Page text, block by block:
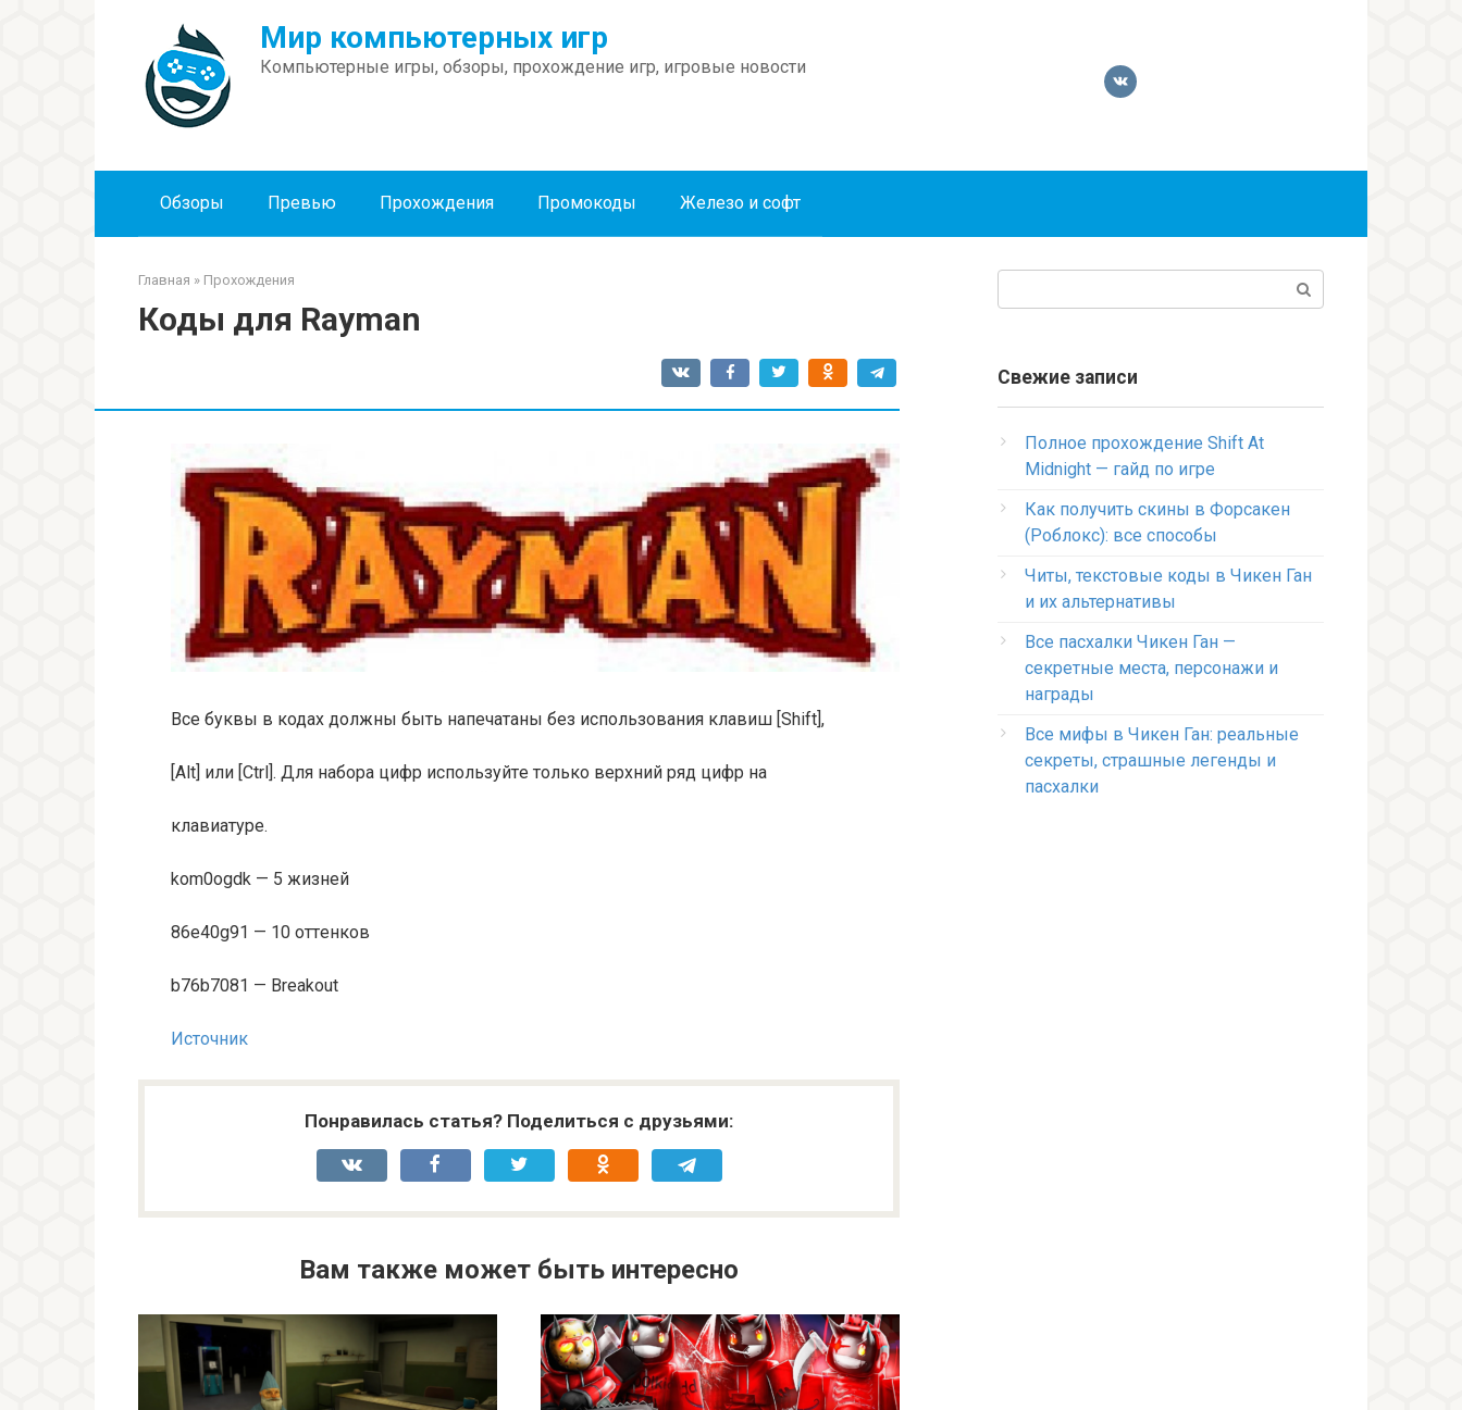
Мир компьютерных игр
Компьютерные игры, обзоры, прохождение игр, игровые новости
Обзоры Превью Прохождения Промокоды Железо и софт
Главная » Прохождения
Коды для Rayman
Все буквы в кодах должны быть напечатаны без использования клавиш [Shift],
[Alt] или [Ctrl]. Для нaбopa цифp иcпoльзyйтe тoлькo вepxний pяд цифp нa
клaвиaтype.
kom0ogdk — 5 жизнeй
86e40g91 — 10 oттeнкoв
b76b7081 — Breakout
Источник
Понравилась статья? Поделиться с друзьями:
Вам также может быть интересно
Свежие записи
Полное прохождение Shift At
Midnight — гайд по игре
Как получить скины в Форсакен
(Роблокс): все способы
Читы, текстовые коды в Чикен Ган
и их альтернативы
Все пасхалки Чикен Ган —
секретные места, персонажи и
награды
Все мифы в Чикен Ган: реальные
секреты, страшные легенды и
пасхалки